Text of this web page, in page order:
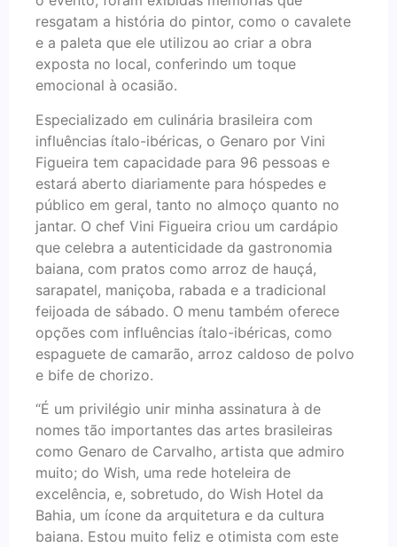
resgatam a história do pintor, como o cavalete
e a paleta que ele utilizou ao criar a obra
exposta no local, conferindo um toque
emocional à ocasião.
Especializado em culinária brasileira com
influências ítalo-ibéricas, o Genaro por Vini
Figueira tem capacidade para 96 pessoas e
estará aberto diariamente para hóspedes e
público em geral, tanto no almoço quanto no
jantar. O chef Vini Figueira criou um cardápio
que celebra a autenticidade da gastronomia
baiana, com pratos como arroz de hauçá,
sarapatel, maniçoba, rabada e a tradicional
feijoada de sábado. O menu também oferece
opções com influências ítalo-ibéricas, como
espaguete de camarão, arroz caldoso de polvo
e bife de chorizo.
“É um privilégio unir minha assinatura à de
nomes tão importantes das artes brasileiras
como Genaro de Carvalho, artista que admiro
muito; do Wish, uma rede hoteleira de
excelência, e, sobretudo, do Wish Hotel da
Bahia, um ícone da arquitetura e da cultura
baiana. Estou muito feliz e otimista com este